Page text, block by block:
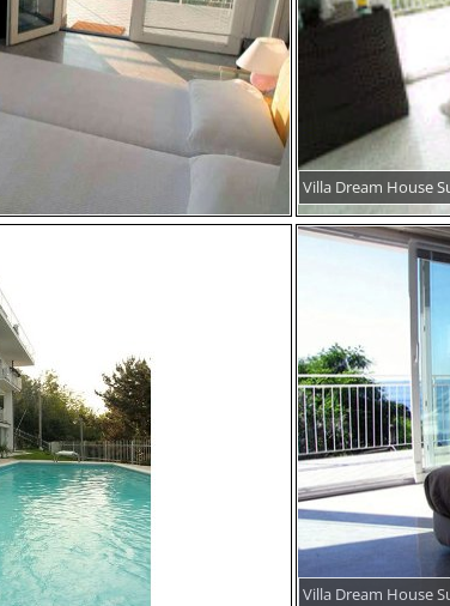
Villa Dream House
Villa Dream House